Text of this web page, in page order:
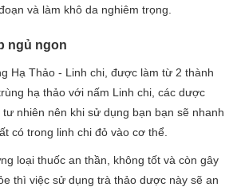
và làm khô da nghiêm trọng.
ngủ ngon
Hạ Thảo - Linh chi, được làm từ 2 thành
hạ thảo với nấm Linh chi, các dược
nhiên nên khi sử dụng bạn bạn sẽ nhanh
có trong linh chi đỏ vào cơ thể.
loại thuốc an thần, không tốt và còn gây
thì việc sử dụng trà thảo dược này sẽ an